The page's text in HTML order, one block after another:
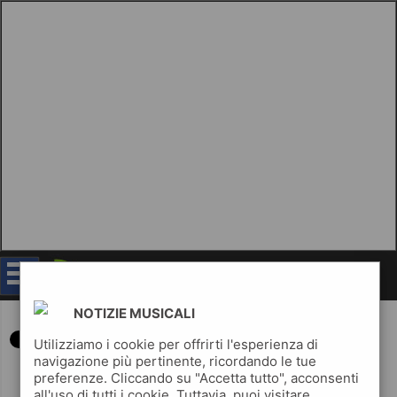
IL CILE, a settembre il secondo album di
inediti
NOTIZIE MUSICALI
Utilizziamo i cookie per offrirti l'esperienza di
navigazione più pertinente, ricordando le tue
preferenze. Cliccando su "Accetta tutto", acconsenti